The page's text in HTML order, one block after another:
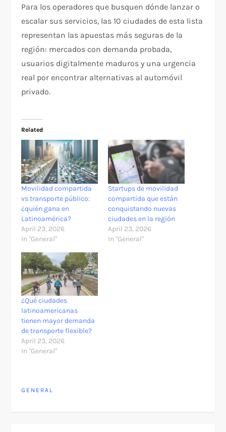
Para los operadores que busquen dónde lanzar o
escalar sus servicios, las 10 ciudades de esta lista
representan las apuestas más seguras de la
región: mercados con demanda probada,
usuarios digitalmente maduros y una urgencia
real por encontrar alternativas al automóvil
privado.
Related
Movilidad compartida
vs transporte público:
¿quién gana en
Latinoamérica?
April 23, 2026
In "General"
Startups de movilidad
compartida que están
conquistando nuevas
ciudades en la región
April 23, 2026
In "General"
¿Qué ciudades
latinoamericanas
tienen mayor demanda
de transporte flexible?
April 23, 2026
In "General"
GENERAL